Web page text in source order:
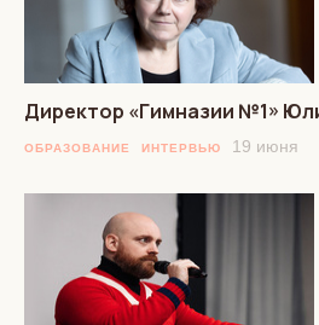
Директор «Гимназии №1»
ОБРАЗОВАНИЕ ИНТЕРВЬЮ 19 июня